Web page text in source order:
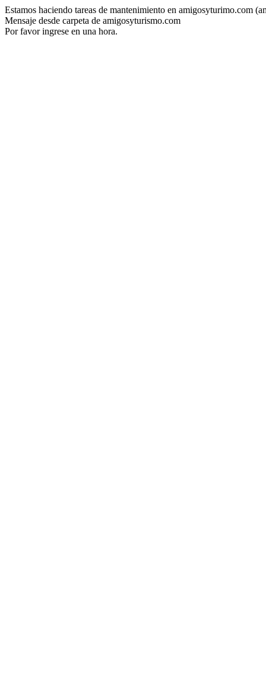
Estamos haciendo tareas de mantenimiento en amigosyturimo.com
Mensaje desde carpeta de amigosyturismo.com
Por favor ingrese en una hora.